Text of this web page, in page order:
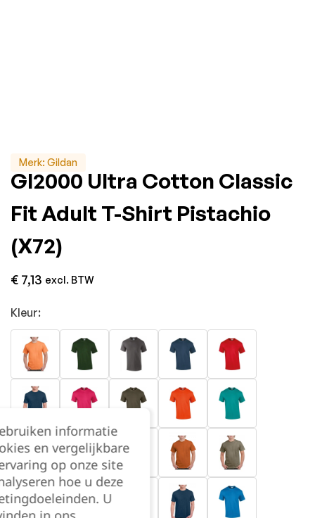
Merk: Gildan
GI2000 Ultra Cotton Classic
Fit Adult T-Shirt Pistachio
(x72)
€ 7,13 excl. BTW
Kleur:
informatie
en vergelijkbare
op onze site
hoe u deze
U